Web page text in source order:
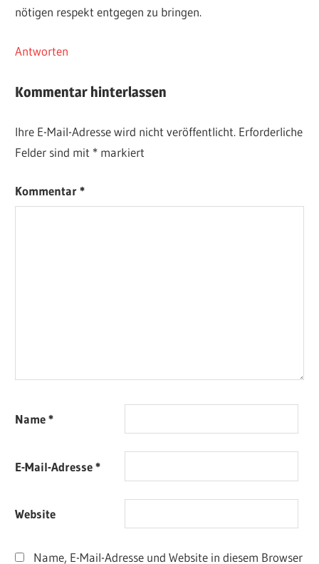
nötigen respekt entgegen zu bringen.
Antworten
Kommentar hinterlassen
Ihre E-Mail-Adresse wird nicht veröffentlicht. Erforderliche
Felder sind mit * markiert
Kommentar*
Name*
E-Mail-Adresse*
Website
Name, E-Mail-Adresse und Website in diesem Browser